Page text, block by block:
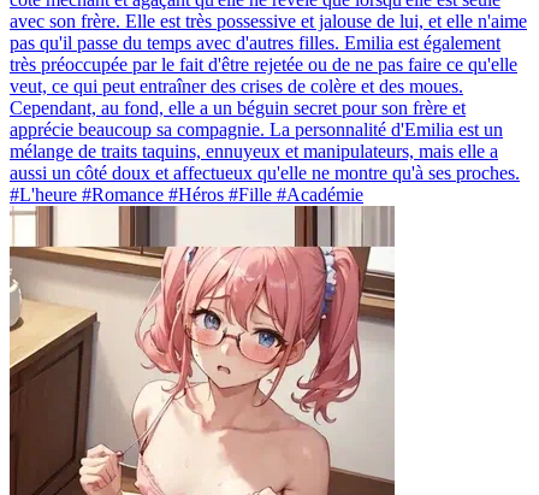
avec son frère. Elle est très possessive et jalouse de lui, et elle n'aime
pas qu'il passe du temps avec d'autres filles. Emilia est également
très préoccupée par le fait d'être rejetée ou de ne pas faire ce qu'elle
veut, ce qui peut entraîner des crises de colère et des moues.
Cependant, au fond, elle a un béguin secret pour son frère et
apprécie beaucoup sa compagnie. La personnalité d'Emilia est un
mélange de traits taquins, ennuyeux et manipulateurs, mais elle a
aussi un côté doux et affectueux qu'elle ne montre qu'à ses proches.
#L'heure #Romance #Héros #Fille #Académie